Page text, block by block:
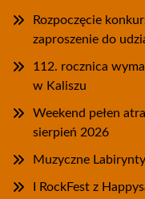
Rozpoczęcie
zaproszenie do
112. rocznica
w Kaliszu
Weekend pełen
sierpień 2026
Muzyczne
I RockFest z